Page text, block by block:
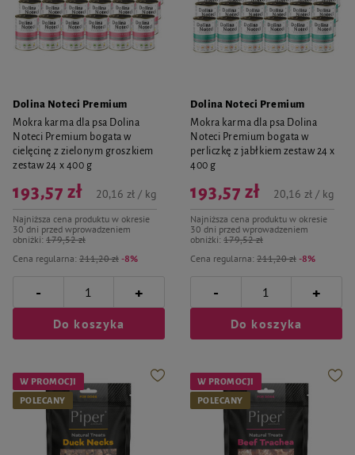
Dolina Noteci Premium
Mokra karma dla psa Dolina
Noteci Premium bogata w
cielęcinę z zielonym groszkiem
zestaw 24 x 400 g
Cena regularna: 211,20 zł -8%
193,57 zł
Najniższa cena produktu w okresie
30 dni przed wprowadzeniem
obniżki: 179,52 zł
20,16 zł / kg
- +
Do koszyka
Dolina Noteci Premium
Mokra karma dla psa Dolina
Noteci Premium bogata w
perliczkę z jabłkiem zestaw 24 x
400 g
Cena regularna: 211,20 zł -8%
193,57 zł
Najniższa cena produktu w okresie
30 dni przed wprowadzeniem
obniżki: 179,52 zł
20,16 zł / kg
- +
Do koszyka
W PROMOCJI
POLECANY
W PROMOCJI
POLECANY